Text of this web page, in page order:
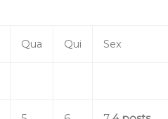
Qua Qui Sex